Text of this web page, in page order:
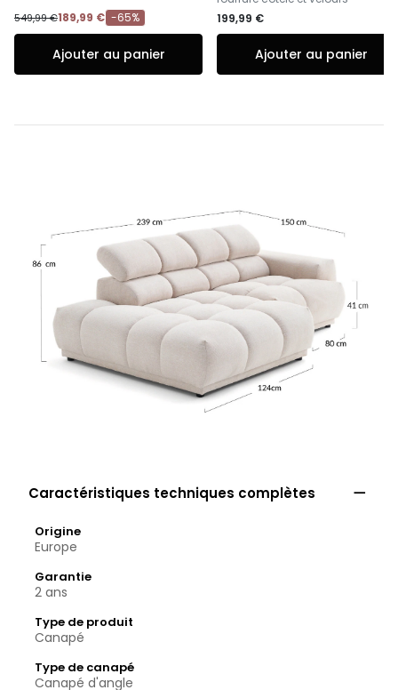
549,99 €189,99 € -65%
Ajouter au panier
199,99 €
Ajouter au panier
Caractéristiques techniques complètes 
Origine
Europe
Garantie
2 ans
Type de produit
Canapé
Type de canapé
Canapé d'angle